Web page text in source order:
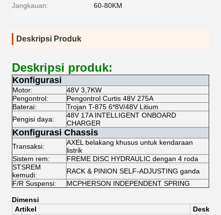
Jangkauan: 60-80KM
Deskripsi Produk
Deskripsi produk:
Konfigurasi
Motor:
48V 3,7KW
Pengontrol:
Pengontrol Curtis 48V 275A
Baterai:
Trojan T-875 6*8V/48V Litium
Pengisi daya:
48V 17A INTELLIGENT ONBOARD
CHARGER
Konfigurasi Chassis
Transaksi:
AXEL belakang khusus untuk kendaraan
listrik
Sistem rem:
FREME DISC HYDRAULIC dengan 4 roda
STSREM
kemudi:
RACK & PINION SELF-ADJUSTING ganda
F/R Suspensi:
MCPHERSON INDEPENDENT SPRING
Dimensi
Artikel